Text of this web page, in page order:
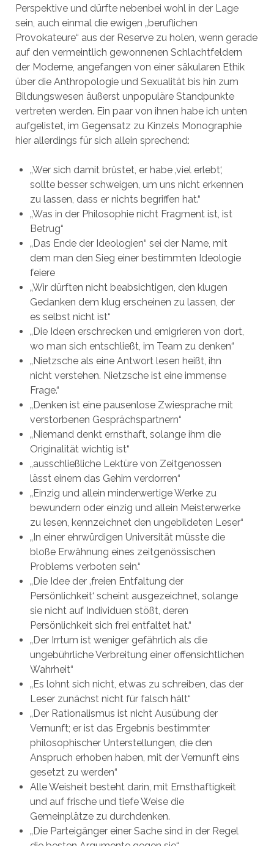
Perspektive und dürfte nebenbei wohl in der Lage
sein, auch einmal die ewigen „beruflichen
Provokateure“ aus der Reserve zu holen, wenn gerade
auf den vermeintlich gewonnenen Schlachtfeldern
der Moderne, angefangen von einer säkularen Ethik
über die Anthropologie und Sexualität bis hin zum
Bildungswesen äußerst unpopuläre Standpunkte
vertreten werden. Ein paar von ihnen habe ich unten
aufgelistet, im Gegensatz zu Kinzels Monographie
hier allerdings für sich allein sprechend:
„Wer sich damit brüstet, er habe ‚viel erlebt‘,
sollte besser schweigen, um uns nicht erkennen
zu lassen, dass er nichts begriffen hat.“
„Was in der Philosophie nicht Fragment ist, ist
Betrug“
„Das Ende der Ideologien“ sei der Name, mit
dem man den Sieg einer bestimmten Ideologie
feiere
„Wir dürften nicht beabsichtigen, den klugen
Gedanken dem klug erscheinen zu lassen, der
es selbst nicht ist“
„Die Ideen erschrecken und emigrieren von dort,
wo man sich entschließt, im Team zu denken“
„Nietzsche als eine Antwort lesen heißt, ihn
nicht verstehen. Nietzsche ist eine immense
Frage.“
„Denken ist eine pausenlose Zwiesprache mit
verstorbenen Gesprächspartnern“
„Niemand denkt ernsthaft, solange ihm die
Originalität wichtig ist“
„ausschließliche Lektüre von Zeitgenossen
lässt einem das Gehirn verdorren“
„Einzig und allein minderwertige Werke zu
bewundern oder einzig und allein Meisterwerke
zu lesen, kennzeichnet den ungebildeten Leser“
„In einer ehrwürdigen Universität müsste die
bloße Erwähnung eines zeitgenössischen
Problems verboten sein.“
„Die Idee der ‚freien Entfaltung der
Persönlichkeit‘ scheint ausgezeichnet, solange
sie nicht auf Individuen stößt, deren
Persönlichkeit sich frei entfaltet hat.“
„Der Irrtum ist weniger gefährlich als die
ungebührliche Verbreitung einer offensichtlichen
Wahrheit“
„Es lohnt sich nicht, etwas zu schreiben, das der
Leser zunächst nicht für falsch hält“
„Der Rationalismus ist nicht Ausübung der
Vernunft; er ist das Ergebnis bestimmter
philosophischer Unterstellungen, die den
Anspruch erhoben haben, mit der Vernunft eins
gesetzt zu werden“
Alle Weisheit besteht darin, mit Ernsthaftigkeit
und auf frische und tiefe Weise die
Gemeinplätze zu durchdenken.
„Die Parteigänger einer Sache sind in der Regel